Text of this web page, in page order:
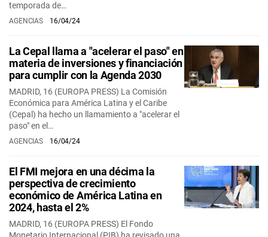
temporada de…
AGENCIAS 16/04/24
La Cepal llama a "acelerar el paso" en
materia de inversiones y financiación
para cumplir con la Agenda 2030
MADRID, 16 (EUROPA PRESS) La Comisión
Económica para América Latina y el Caribe
(Cepal) ha hecho un llamamiento a "acelerar el
paso" en el…
AGENCIAS 16/04/24
El FMI mejora en una décima la
perspectiva de crecimiento
económico de América Latina en
2024, hasta el 2%
MADRID, 16 (EUROPA PRESS) El Fondo